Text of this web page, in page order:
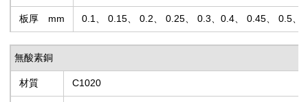
板厚 mm 0.1、 0.15、 0.2、 0.25、 0.3、0.4、 0.45、 0.5
無酸素銅
材質 C1020